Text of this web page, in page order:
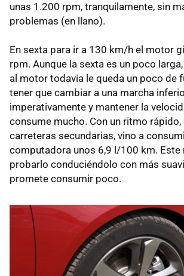
unas 1.200 rpm, tranquilamente, sin
problemas (en llano).
En sexta para ir a 130 km/h el motor
rpm. Aunque la sexta es un poco
al motor todavía le queda un poco de
tener que cambiar a una marcha
imperativamente y mantener la
consume mucho. Con un ritmo
carreteras secundarias, vino a
computadora unos 6,9 l/100 km. Este
probarlo conduciéndolo con más
promete consumir poco.